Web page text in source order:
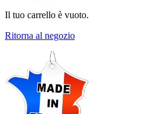
Il tuo carrello è vuoto.
Ritorna al negozio